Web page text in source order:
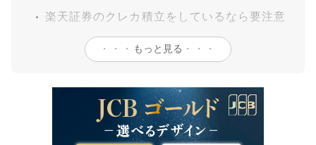
楽天証券のクレカ積立をしているなら要注意
楽天プレミアムカードの解約タイミングと年
契約月・年会費請求日の確認方法
カード作成後すぐの解約は避ける
・・・ もっと見る ・・・